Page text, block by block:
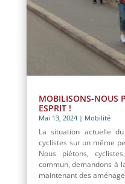
MOBILISONS-NOUS
ESPRIT !
Mai 13, 2024| Mobilité
La situation actuelle
cyclistes sur un même
Nous piétons,
commun, demandons à
maintenant des